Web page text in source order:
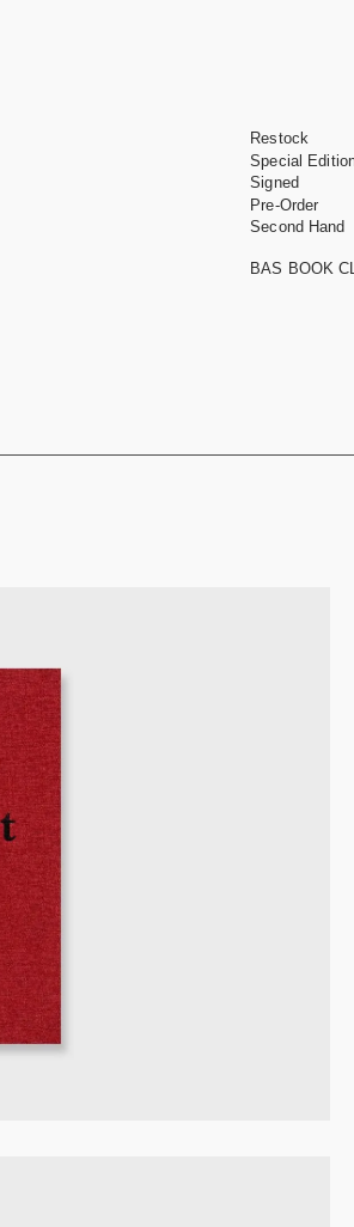
Restock
Special
Signed
Pre-Order
Second Hand
BAS BOOK